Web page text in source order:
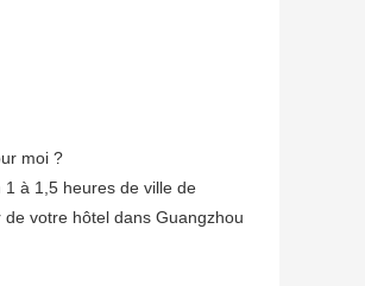
moi ?
à 1,5 heures de ville de
votre hôtel dans Guangzhou